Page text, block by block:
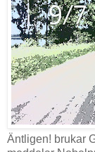
Äntligen! brukar